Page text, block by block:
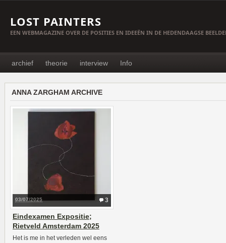
LOST PAINTERS
EEN WEBMAGAZINE OVER DE POSITIES EN IDEEËN IN DE HEDENDAAGSE
archief theorie interview Info
ANNA ZARGHAM ARCHIVE
3
03/07/2025
Eindexamen Expositie;
Rietveld Amsterdam 2025
Het is me in het verleden wel eens